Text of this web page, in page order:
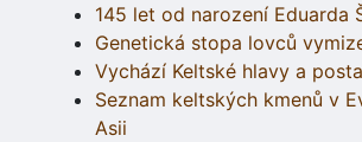
145 let od narození Eduarda
Genetická stopa lovců
Vychází Keltské hlavy a
Seznam keltských kmenů v
Asii